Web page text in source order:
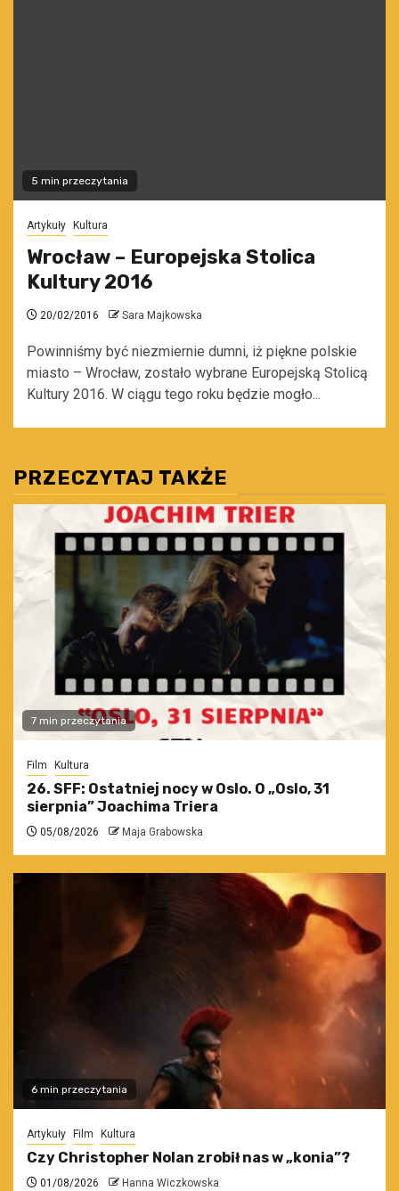
5 min przeczytania
Artykuły Kultura
Wrocław – Europejska Stolica
Kultury 2016
20/02/2016 Sara Majkowska
Powinniśmy być niezmiernie dumni, iż piękne polskie
miasto – Wrocław, zostało wybrane Europejską Stolicą
Kultury 2016. W ciągu tego roku będzie mogło...
PRZECZYTAJ TAKŻE
7 min przeczytania
Film Kultura
26. SFF: Ostatniej nocy w Oslo. O „Oslo, 31
sierpnia” Joachima Triera
05/08/2026 Maja Grabowska
6 min przeczytania
Artykuły Film Kultura
Czy Christopher Nolan zrobił nas w „konia”?
01/08/2026 Hanna Wiczkowska